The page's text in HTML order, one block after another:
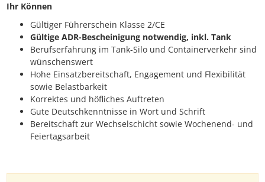
Ihr Können
Gültiger Führerschein Klasse 2/CE
Gültige ADR-Bescheinigung notwendig, inkl. Tank
Berufserfahrung im Tank-Silo und Containerverkehr sind
wünschenswert
Hohe Einsatzbereitschaft, Engagement und Flexibilität
sowie Belastbarkeit
Korrektes und höfliches Auftreten
Gute Deutschkenntnisse in Wort und Schrift
Bereitschaft zur Wechselschicht sowie Wochenend- und
Feiertagsarbeit